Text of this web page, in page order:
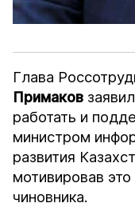
Глава
Примаков
работать и
министром
развития
мотивировав
чиновника.